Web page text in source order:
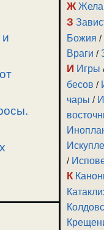
Ж
З
Божия /
Враги /
И Игры
бесов /
чары /
/
К